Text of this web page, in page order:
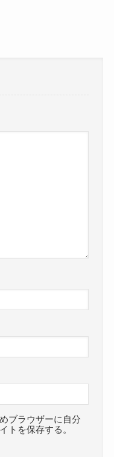
ブラウザーに自分
トを保存する。